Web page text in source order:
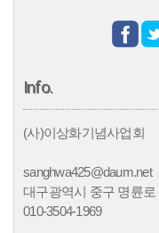
Info.
(사)이상화기념사업회
sanghwa425@daum.net
대구광역시 중구 명륜로
010-3504-1969